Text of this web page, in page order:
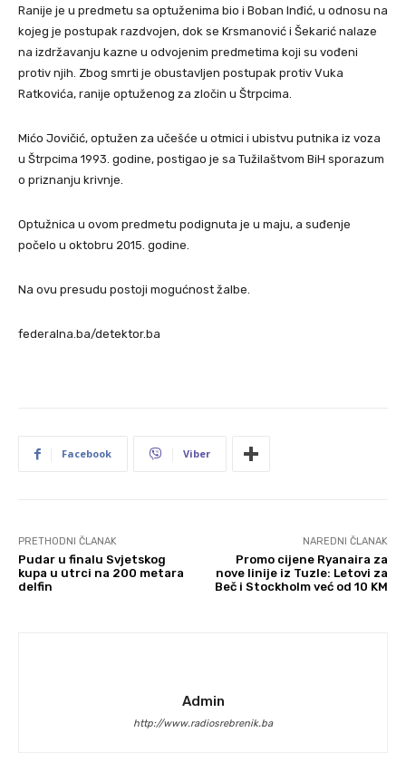
Ranije je u predmetu sa optuženima bio i Boban Inđić, u odnosu na
kojeg je postupak razdvojen, dok se Krsmanović i Šekarić nalaze
na izdržavanju kazne u odvojenim predmetima koji su vođeni
protiv njih. Zbog smrti je obustavljen postupak protiv Vuka
Ratkovića, ranije optuženog za zločin u Štrpcima.
Mićo Jovičić, optužen za učešće u otmici i ubistvu putnika iz voza
u Štrpcima 1993. godine, postigao je sa Tužilaštvom BiH sporazum
o priznanju krivnje.
Optužnica u ovom predmetu podignuta je u maju, a suđenje
počelo u oktobru 2015. godine.
Na ovu presudu postoji mogućnost žalbe.
federalna.ba/detektor.ba
Facebook Viber
PRETHODNI ČLANAK
Pudar u finalu Svjetskog
kupa u utrci na 200 metara
delfin
NAREDNI ČLANAK
Promo cijene Ryanaira za
nove linije iz Tuzle: Letovi za
Beč i Stockholm već od 10 KM
Admin
http://www.radiosrebrenik.ba